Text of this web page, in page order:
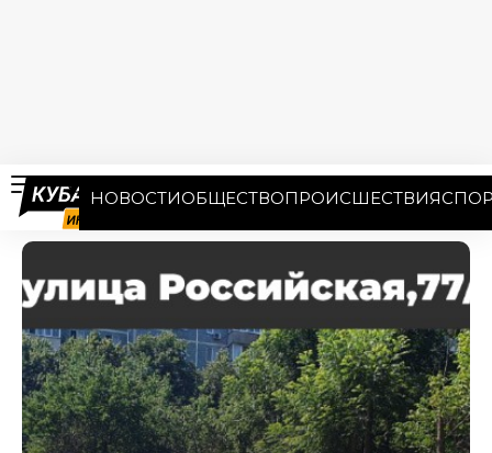
НОВОСТИОБЩЕСТВОПРОИСШЕСТВИЯ